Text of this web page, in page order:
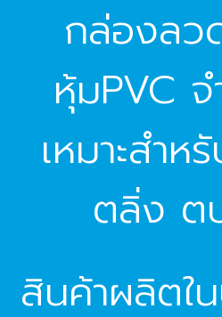
กล่องลว
หุ้มPVC
เหมาะสำ
ตลิ่ง ต
สินค้าผลิตใ